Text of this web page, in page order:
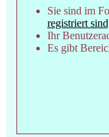
Sie sind im
registriert
Ihr
Es gibt